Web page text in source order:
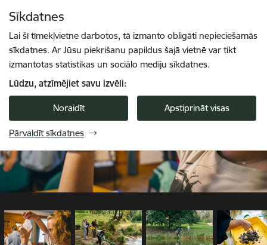
Sīkdatnes
Lai šī tīmekļvietne darbotos, tā izmanto obligāti nepieciešamās
sīkdatnes. Ar Jūsu piekrišanu papildus šajā vietnē var tikt
izmantotas statistikas un sociālo mediju sīkdatnes.
Lūdzu, atzīmējiet savu izvēli:
Noraidīt Apstiprināt visas
Pārvaldīt sīkdatnes
1 / 6